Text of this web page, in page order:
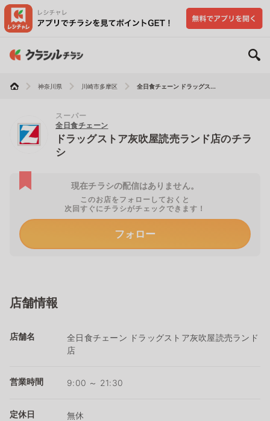
神奈川県 川崎市多摩区 全日食チェーン ドラッグス...
スーパー
全日食チェーン
ドラッグストア灰吹屋読売ランド店のチラ
シ
現在チラシの配信はありません。
このお店をフォローしておくと
次回すぐにチラシがチェックできます！
フォロー
店舗情報
店舗名
全日食チェーン ドラッグストア灰吹屋読売ランド
店
営業時間 9:00 ～ 21:30
定休日 無休